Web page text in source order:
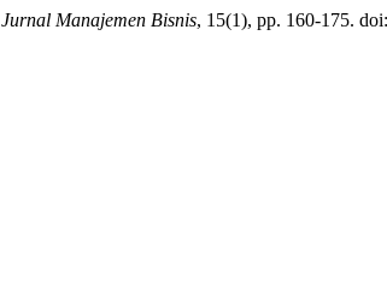
Jurnal Manajemen Bisnis, 15(1), pp. 160-175.